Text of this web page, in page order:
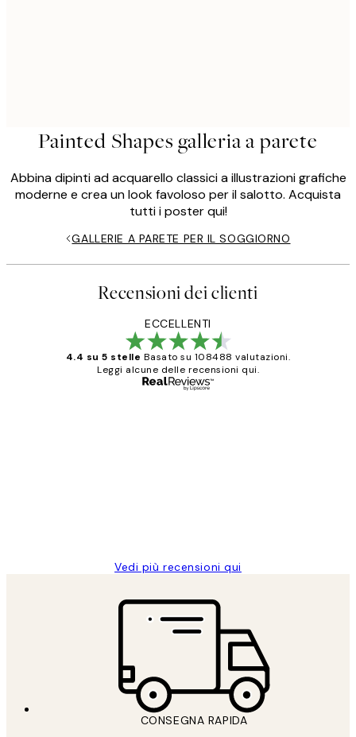
Painted Shapes galleria a parete
Abbina dipinti ad acquarello classici a illustrazioni grafiche
moderne e crea un look favoloso per il salotto. Acquista
tutti i poster qui!
GALLERIE A PARETE PER IL SOGGIORNO
Recensioni dei clienti
ECCELLENTI
4.4 su 5 stelle Basato su 108488 valutazioni.
Leggi alcune delle recensioni qui.
Vedi più recensioni qui
CONSEGNA RAPIDA